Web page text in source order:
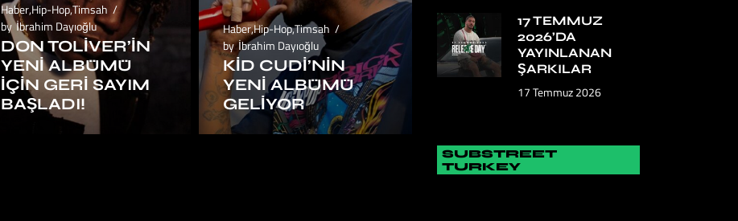
Haber,Hip-Hop,Timsah
by İbrahim Dayıoğlu
DON TOLIVER’IN
YENI ALBÜMÜ
İÇIN GERI SAYIM
BAŞLADI!
Haber,Hip-Hop,Timsah
by İbrahim Dayıoğlu
KID CUDI’NIN
YENI ALBÜMÜ
GELIYOR
17 TEMMUZ
2026’DA
YAYINLANAN
ŞARKILAR
17 Temmuz 2026
SUBSTREET
TURKEY